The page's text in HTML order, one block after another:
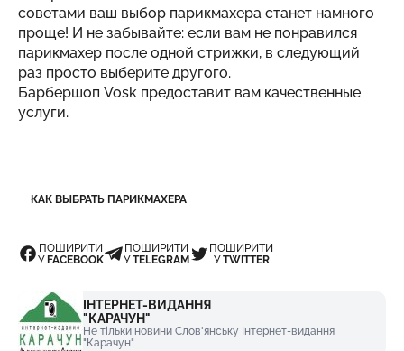
советами ваш выбор парикмахера станет намного
проще! И не забывайте: если вам не понравился
парикмахер после одной стрижки, в следующий
раз просто выберите другого.
Барбершоп Vosk предоставит вам качественные
услуги.
КАК ВЫБРАТЬ ПАРИКМАХЕРА
ПОШИРИТИ
У FACEBOOK
ПОШИРИТИ
УTELEGRAM
ПОШИРИТИ
УTWITTER
ІНТЕРНЕТ-ВИДАННЯ
"КАРАЧУН"
Не тільки новини Слов'янську Інтернет-видання
"Карачун"